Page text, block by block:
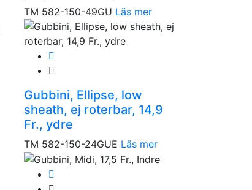
TM 582-150-49GU Läs mer
Gubbini, Ellipse, low
sheath, ej roterbar, 14,9
Fr., ydre
TM 582-150-24GUE Läs mer